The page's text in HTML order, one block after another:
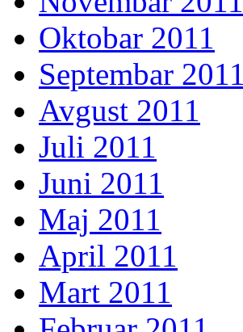
Oktobar 2011
Septembar 2011
Avgust 2011
Juli 2011
Juni 2011
Maj 2011
April 2011
Mart 2011